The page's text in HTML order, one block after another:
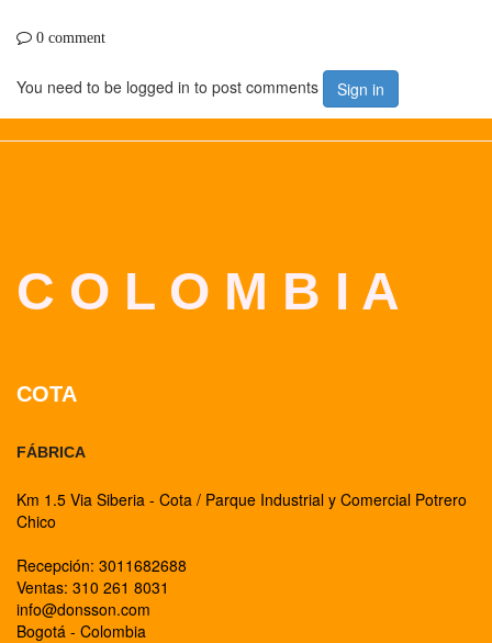
0 comment
You need to be logged in to post comments Sign in
C O L O M B I A
COTA
FÁBRICA
Km 1.5 Via Siberia - Cota / Parque Industrial y Comercial Potrero
Chico
Recepción: 3011682688
Ventas: 310 261 8031
info@donsson.com
Bogotá - Colombia